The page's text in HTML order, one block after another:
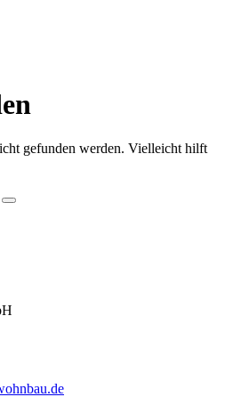
gefunden werden. Vielleicht hilft